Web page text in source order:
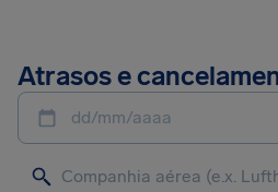
Atrasos e
dd/mm/aaaa